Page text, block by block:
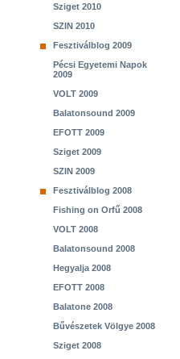
Sziget 2010
SZIN 2010
Fesztiválblog 2009
Pécsi Egyetemi Napok
2009
VOLT 2009
Balatonsound 2009
EFOTT 2009
Sziget 2009
SZIN 2009
Fesztiválblog 2008
Fishing on Orfű 2008
VOLT 2008
Balatonsound 2008
Hegyalja 2008
EFOTT 2008
Balatone 2008
Bűvészetek Völgye 2008
Sziget 2008